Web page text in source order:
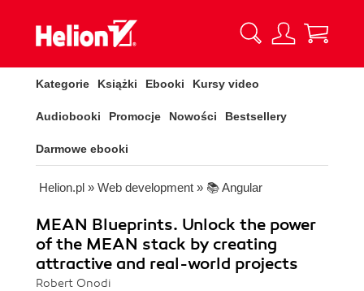
Kategorie Książki Ebooki Kursy video
Audiobooki Promocje Nowości Bestsellery
Darmowe ebooki
Helion.pl » Web development » 📚 Angular
MEAN Blueprints. Unlock the power
of the MEAN stack by creating
attractive and real-world projects
Robert Onodi